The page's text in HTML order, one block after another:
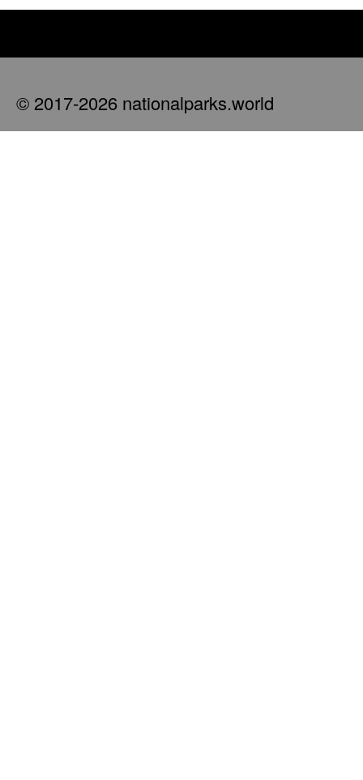
© 2017-2026 nationalparks.world